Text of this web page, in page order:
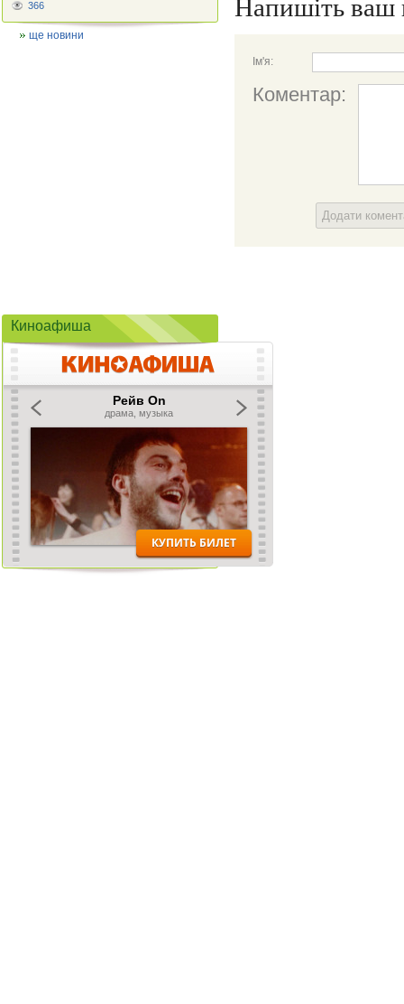
Напишіть ваш
Ім'я:
Коментар:
Додати
366
ще новини
Киноафиша